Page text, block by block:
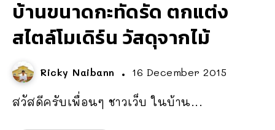
บ้านขนาดกะทัดรัด ตกแต่ง
สไตล์โมเดิร์น วัสดุจากไม้
Ricky Naibann 16 December 2015
สวัสดีครับเพื่อนๆ ชาวเว็บ ในบ้าน...